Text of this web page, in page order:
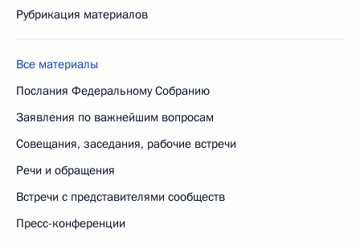
Рубрикация материалов
Все материалы
Послания Федеральному Собранию
Заявления по важнейшим вопросам
Совещания, заседания, рабочие встречи
Речи и обращения
Встречи с представителями сообществ
Пресс-конференции